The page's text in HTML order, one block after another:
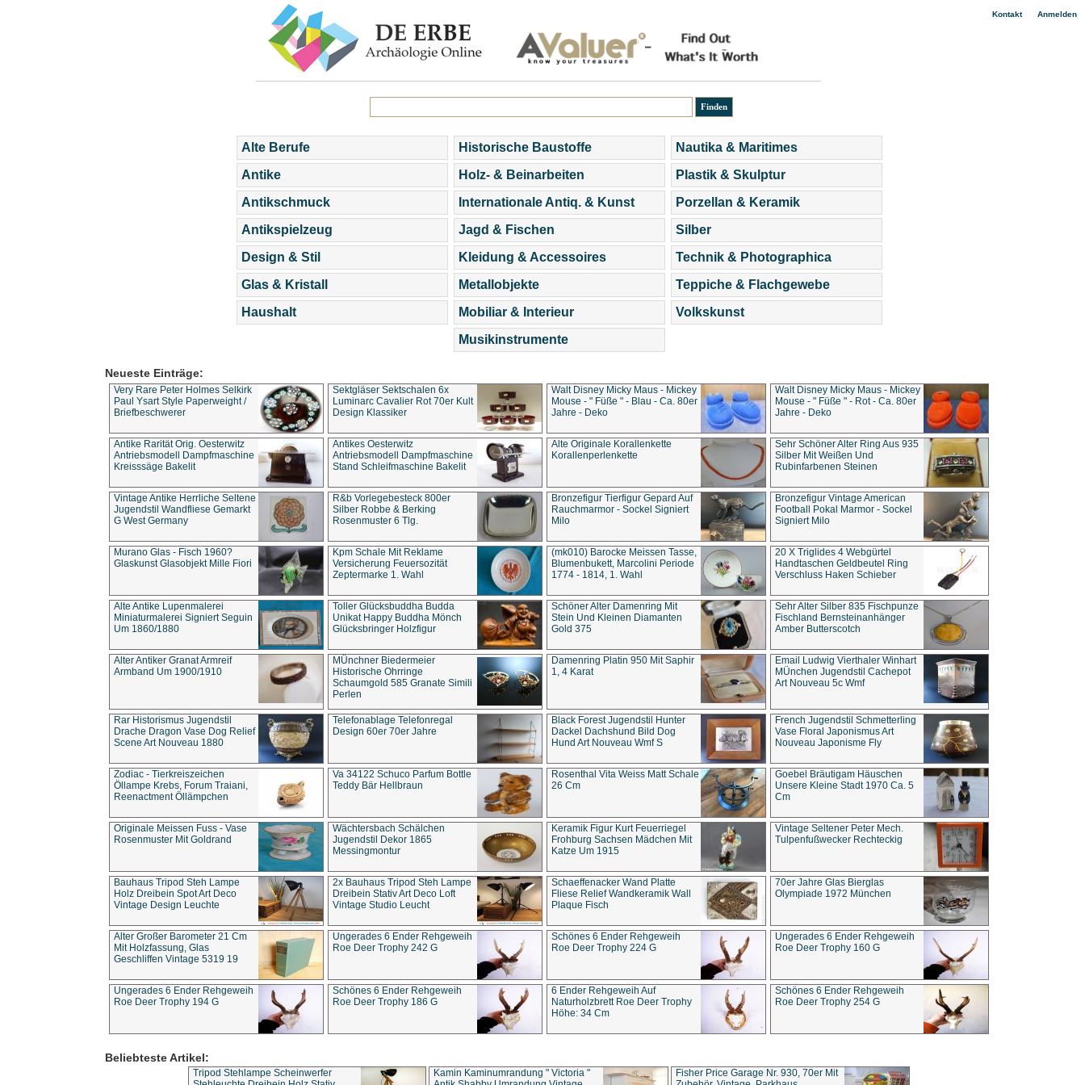
Kontakt| Anmelden
Alte Berufe
Antike
Antikschmuck
Antikspielzeug
Design & Stil
Glas & Kristall
Haushalt
Historische Baustoffe
Holz- & Beinarbeiten
Internationale Antiq. & Kunst
Jagd & Fischen
Kleidung & Accessoires
Metallobjekte
Mobiliar & Interieur
Musikinstrumente
Nautika & Maritimes
Plastik & Skulptur
Porzellan & Keramik
Silber
Technik & Photographica
Teppiche & Flachgewebe
Volkskunst
Neueste Einträge:
Very Rare Peter Holmes Selkirk
Paul Ysart Style Paperweight /
Briefbeschwerer
Sektgläser Sektschalen 6x
Luminarc Cavalier Rot 70er Kult
Design Klassiker
Walt Disney Micky Maus - Mickey
Mouse - " Füße " - Blau - Ca. 80er
Jahre - Deko
Walt Disney Micky Maus - Mickey
Mouse - " Füße " - Rot - Ca. 80er
Jahre - Deko
Antike Rarität Orig. Oesterwitz
Antriebsmodell Dampfmaschine
Kreisssäge Bakelit
Antikes Oesterwitz
Antriebsmodell Dampfmaschine
Stand Schleifmaschine Bakelit
Alte Originale Korallenkette
Korallenperlenkette
Sehr Schöner Alter Ring Aus 935
Silber Mit Weißen Und
Rubinfarbenen Steinen
Vintage Antike Herrliche Seltene
Jugendstil Wandfliese Gemarkt
G West Germany
R&b Vorlegebesteck 800er
Silber Robbe & Berking
Rosenmuster 6 Tlg.
Bronzefigur Tierfigur Gepard Auf
Rauchmarmor - Sockel Signiert
Milo
Bronzefigur Vintage American
Football Pokal Marmor - Sockel
Signiert Milo
Murano Glas - Fisch 1960?
Glaskunst Glasobjekt Mille Fiori
Kpm Schale Mit Reklame
Versicherung Feuersozität
Zeptermarke 1. Wahl
(mk010) Barocke Meissen Tasse,
Blumenbukett, Marcolini Periode
1774 - 1814, 1. Wahl
20 X Triglides 4 Webgürtel
Handtaschen Geldbeutel Ring
Verschluss Haken Schieber
Alte Antike Lupenmalerei
Miniaturmalerei Signiert Seguin
Um 1860/1880
Toller Glücksbuddha Budda
Unikat Happy Buddha Mönch
Glücksbringer Holzfigur
Schöner Alter Damenring Mit
Stein Und Kleinen Diamanten
Gold 375
Sehr Alter Silber 835 Fischpunze
Fischland Bernsteinanhänger
Amber Butterscotch
Alter Antiker Granat Armreif
Armband Um 1900/1910
MÜnchner Biedermeier
Historische Ohrringe
Schaumgold 585 Granate Simili
Perlen
Damenring Platin 950 Mit Saphir
1, 4 Karat
Email Ludwig Vierthaler Winhart
MÜnchen Jugendstil Cachepot
Art Nouveau 5c Wmf
Rar Historismus Jugendstil
Drache Dragon Vase Dog Relief
Scene Art Nouveau 1880
Telefonablage Telefonregal
Design 60er 70er Jahre
Black Forest Jugendstil Hunter
Dackel Dachshund Bild Dog
Hund Art Nouveau Wmf S
French Jugendstil Schmetterling
Vase Floral Japonismus Art
Nouveau Japonisme Fly
Zodiac - Tierkreiszeichen
Öllampe Krebs, Forum Traiani,
Reenactment Öllämpchen
Va 34122 Schuco Parfum Bottle
Teddy Bär Hellbraun
Rosenthal Vita Weiss Matt Schale
26 Cm
Goebel Bräutigam Häuschen
Unsere Kleine Stadt 1970 Ca. 5
Cm
Originale Meissen Fuss - Vase
Rosenmuster Mit Goldrand
Wächtersbach Schälchen
Jugendstil Dekor 1865
Messingmontur
Keramik Figur Kurt Feuerriegel
Frohburg Sachsen Mädchen Mit
Katze Um 1915
Vintage Seltener Peter Mech.
Tulpenfußwecker Rechteckig
Bauhaus Tripod Steh Lampe
Holz Dreibein Spot Art Deco
Vintage Design Leuchte
2x Bauhaus Tripod Steh Lampe
Dreibein Stativ Art Deco Loft
Vintage Studio Leucht
Schaeffenacker Wand Platte
Fliese Relief Wandkeramik Wall
Plaque Fisch
70er Jahre Glas Bierglas
Olympiade 1972 München
Alter Großer Barometer 21 Cm
Mit Holzfassung, Glas
Geschliffen Vintage 5319 19
Ungerades 6 Ender Rehgeweih
Roe Deer Trophy 242 G
Schönes 6 Ender Rehgeweih
Roe Deer Trophy 224 G
Ungerades 6 Ender Rehgeweih
Roe Deer Trophy 160 G
Ungerades 6 Ender Rehgeweih
Roe Deer Trophy 194 G
Schönes 6 Ender Rehgeweih
Roe Deer Trophy 186 G
6 Ender Rehgeweih Auf
Naturholzbrett Roe Deer Trophy
Höhe: 34 Cm
Schönes 6 Ender Rehgeweih
Roe Deer Trophy 254 G
Beliebteste Artikel:
Tripod Stehlampe Scheinwerfer
Kamin Kaminumrandung " Victoria "
Fisher Price Garage Nr. 930, 70er Mit